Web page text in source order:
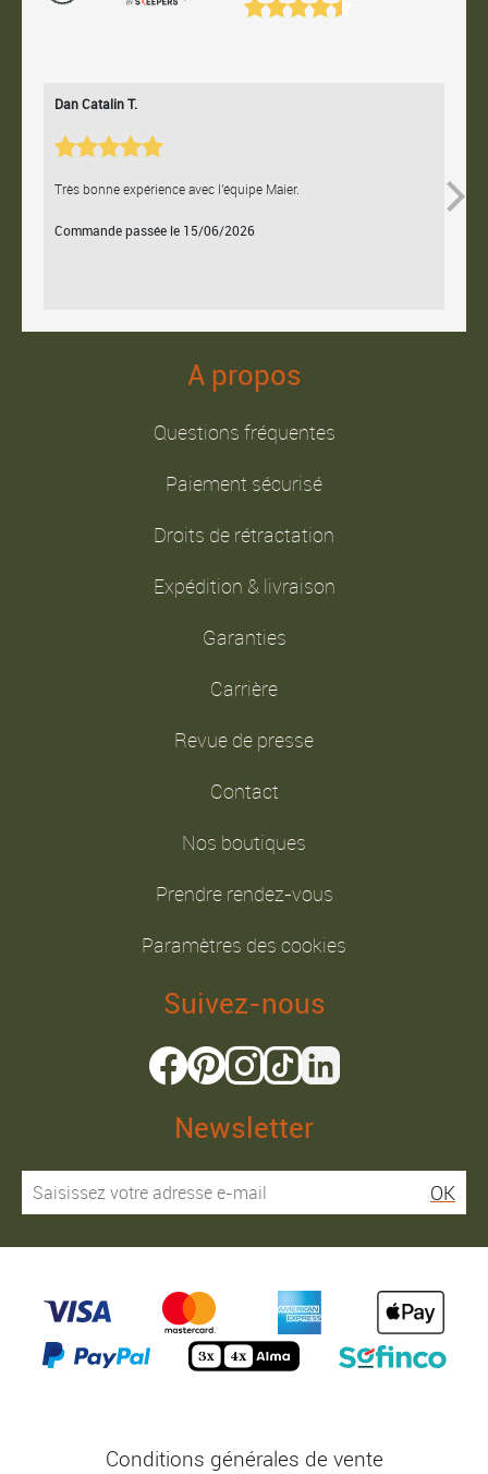
Dan Catalin T.
Très bonne expérience avec l'équipe Maier.
Commande passée le 15/06/2026
A propos
Questions fréquentes
Paiement sécurisé
Droits de rétractation
Expédition & livraison
Garanties
Carrière
Revue de presse
Contact
Nos boutiques
Prendre rendez-vous
Paramètres des cookies
Suivez-nous
Newsletter
OK
Conditions générales de vente